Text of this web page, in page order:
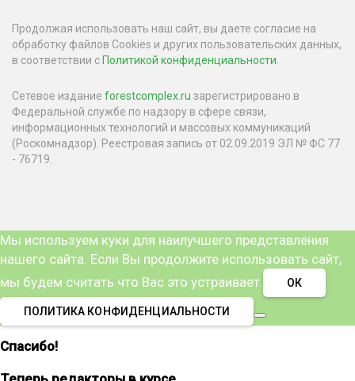
Продолжая использовать наш сайт, вы даете согласие на
обработку файлов Cookies и других пользовательских данных,
в соответствии сПолитикой конфиденциальности
Сетевое издание forestcomplex.ru зарегистрировано в
Федеральной службе по надзору в сфере связи,
информационных технологий и массовых коммуникаций
(Роскомнадзор). Реестровая запись от 02.09.2019 ЭЛ № ФС 77
- 76719.
Мы используем куки для наилучшего представления
нашего сайта. Если Вы продолжите использовать сайт,
мы будем считать что Вас это устраивает.
ОК
ПОЛИТИКА КОНФИДЕНЦИАЛЬНОСТИ
Спасибо!